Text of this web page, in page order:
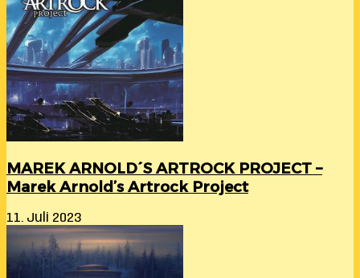
MAREK ARNOLD´S ARTROCK PROJECT –
Marek Arnold’s Artrock Project
11. Juli 2023